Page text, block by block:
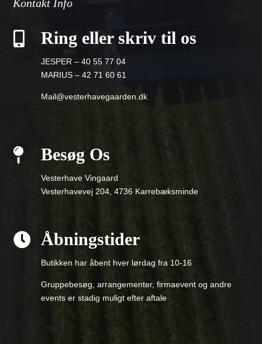
Kontakt Info
 Ring eller skriv til os
JESPER – 40 55 77 04
MARIUS – 42 71 60 61
Mail@vesterhavegaarden.dk
 Besøg Os
Vesterhave Vingaard
Vesterhavevej 204, 4736 Karrebæksminde
 Åbningstider
Butikken har åbent hver lørdag fra 10-16
Gruppebesøg, arrangementer, firmaevent og andre
events er stadig muligt efter aftale